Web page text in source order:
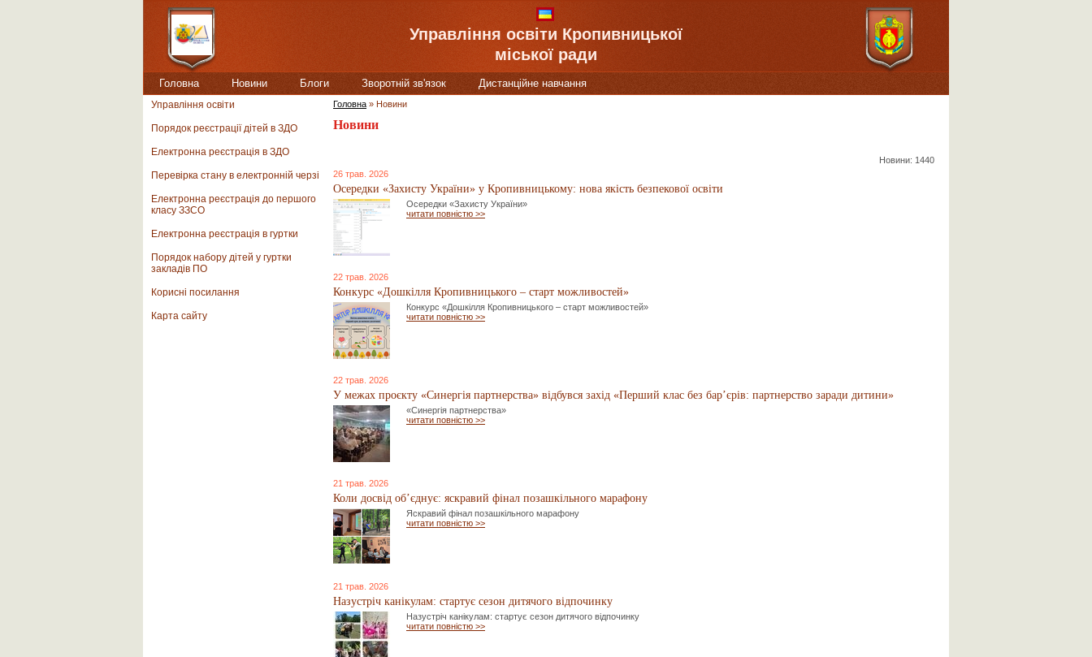
Управління освіти Кропивницької
міської ради
Головна Новини Блоги Зворотній зв'язок Дистанційне навчання
Управління освіти
Порядок реєстрації дітей в ЗДО
Електронна реєстрація в ЗДО
Перевірка стану в електронній черзі
Електронна реєстрація до першого
класу ЗЗСО
Електронна реєстрація в гуртки
Порядок набору дітей у гуртки
закладів ПО
Корисні посилання
Карта сайту
Головна » Новини
Новини
Новини: 1440
26 трав. 2026
Осередки «Захисту України» у Кропивницькому: нова якість безпекової освіти
Осередки «Захисту України»
читати повністю >>
22 трав. 2026
Конкурс «Дошкілля Кропивницького – старт можливостей»
Конкурс «Дошкілля Кропивницького – старт можливостей»
читати повністю >>
22 трав. 2026
У межах проєкту «Синергія партнерства» відбувся захід «Перший клас без бар’єрів: партнерство заради дитини»
«Синергія партнерства»
читати повністю >>
21 трав. 2026
Коли досвід об’єднує: яскравий фінал позашкільного марафону
Яскравий фінал позашкільного марафону
читати повністю >>
21 трав. 2026
Назустріч канікулам: стартує сезон дитячого відпочинку
Назустріч канікулам: стартує сезон дитячого відпочинку
читати повністю >>